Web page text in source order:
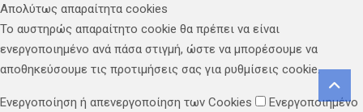
Απολύτως απαραίτητα cookies
Το αυστηρώς απαραίτητο cookie θα πρέπει να είναι
ενεργοποιημένο ανά πάσα στιγμή, ώστε να μπορέσουμε να
αποθηκεύσουμε τις προτιμήσεις σας για ρυθμίσεις cookie.
Ενεργοποίηση ή απενεργοποίηση των Cookies Ενεργοποιημένο